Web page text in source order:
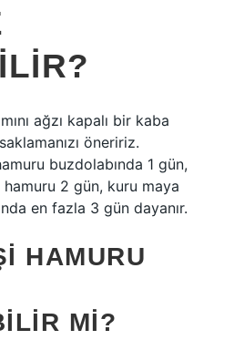
ağzı kapalı bir kaba
öneririz.
buzdolabında 1 gün,
2 gün, kuru maya
en fazla 3 gün dayanır.
HAMURU
MI?